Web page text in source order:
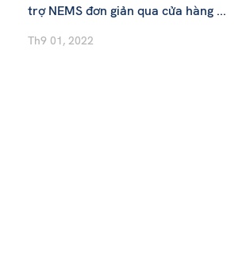
trợ NEMS đơn giản qua cửa hàng ...
Th9 01, 2022